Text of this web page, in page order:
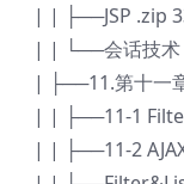
| | ├──JSP .zip
| | └──会话技术
| ├──11.第十一
| | ├──11-1
| | ├──11-2